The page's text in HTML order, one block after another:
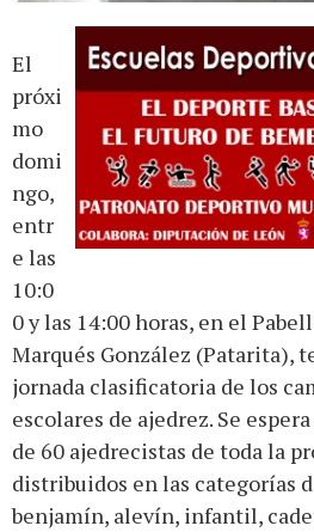
El
próxi
mo
domi
ngo,
entr
e las
10:0
0 y las 14:00 horas, en el
Marqués González (Patarita),
jornada clasificatoria de los
escolares de ajedrez. Se
de 60 ajedrecistas de toda la
distribuidos en las categorías
benjamín, alevín, infantil,